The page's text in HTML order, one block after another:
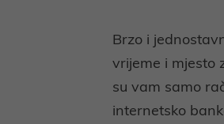
Brzo i
vrijeme i mjesto
su vam samo
internetsko